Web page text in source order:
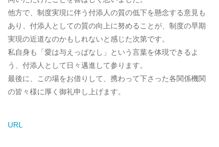
他方で、制度実現に伴う付添人の質の低下を懸念する意見も
あり、付添人としての質の向上に努めることが、制度の早期
実現の近道なのかもしれないと感じた次第です。
私自身も「愛は与えっぱなし」という言葉を体現できるよ
う、付添人として日々邁進して参ります。
最後に、この場をお借りして、携わって下さった各関係機関
の皆々様に厚く御礼申し上げます。
URL